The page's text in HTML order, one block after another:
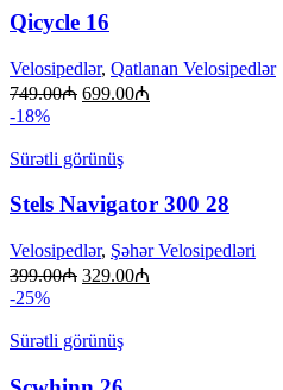
Qicycle 16
Velosipedlər, Qatlanan Velosipedlər
749.00₼ 699.00₼
-18%
Sürətli görünüş
Stels Navigator 300 28
Velosipedlər, Şəhər Velosipedləri
399.00₼ 329.00₼
-25%
Sürətli görünüş